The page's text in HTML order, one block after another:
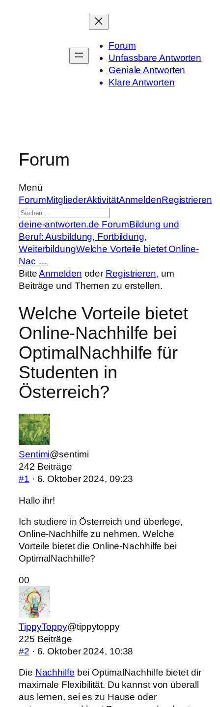
Forum
Unfassbare Antworten
Geniale Antworten
Klare Antworten
Forum
Menü
Forum-
Navigation
ForumMitgliederAktivitätAnmeldenRegistrieren
Forum-
Breadcrumbs
–
Du
bist
hier:
deine-antworten.de ForumBildung und
Beruf: Ausbildung, Fortbildung,
WeiterbildungWelche Vorteile bietet Online-
Nac …
BitteAnmelden oder Registrieren, um
Beiträge und Themen zu erstellen.
Welche Vorteile bietet
Online-Nachhilfe bei
OptimalNachhilfe für
Studenten in
Österreich?
Sentimi@sentimi
242 Beiträge
#1 · 6. Oktober 2024, 09:23
Hallo ihr!
Ich studiere in Österreich und überlege,
Online-Nachhilfe zu nehmen. Welche
Vorteile bietet die Online-Nachhilfe bei
OptimalNachhilfe?
Anklicken
für
Daumen
nach
unten.
0Anklicken
für
Daumen
nach
oben.
0
TippyToppy@tippytoppy
225 Beiträge
#2 · 6. Oktober 2024, 10:38
Die Nachhilfe bei OptimalNachhilfe bietet dir
maximale Flexibilität. Du kannst von überall
aus lernen, sei es zu Hause oder